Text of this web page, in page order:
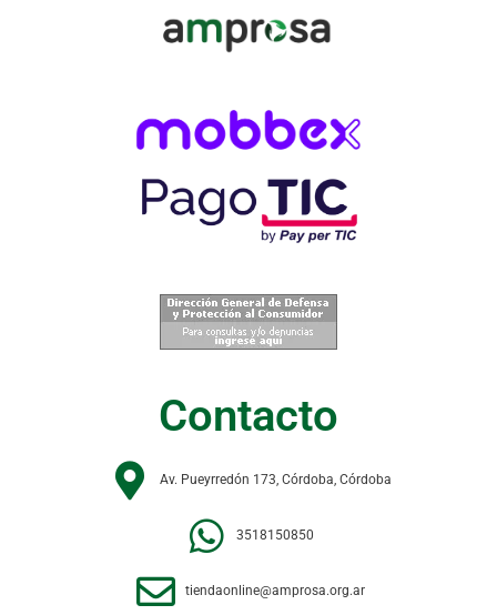
Contacto
Av. Pueyrredón 173, Córdoba, Córdoba
3518150850
tiendaonline@amprosa.org.ar